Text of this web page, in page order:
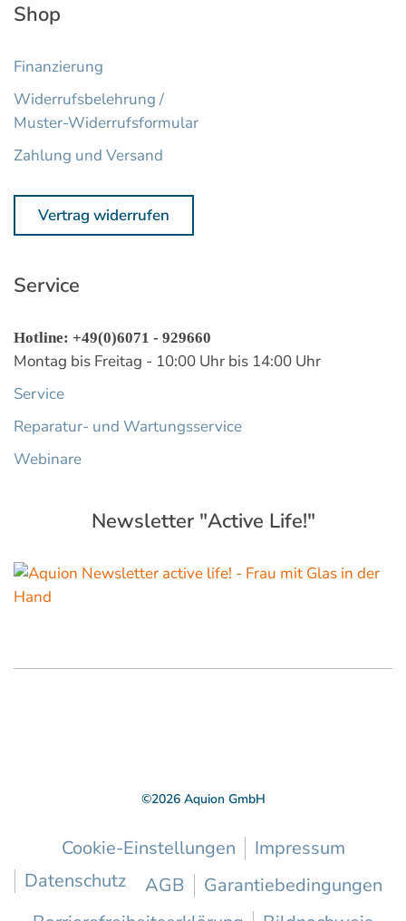
Shop
Finanzierung
Widerrufsbelehrung /
Muster-Widerrufsformular
Zahlung und Versand
Vertrag widerrufen
Service
Hotline: +49(0)6071 - 929660
Montag bis Freitag - 10:00 Uhr bis 14:00 Uhr
Service
Reparatur- und Wartungsservice
Webinare
Newsletter "Active Life!"
©2026Aquion GmbH
Cookie-Einstellungen
Impressum
Datenschutz
AGB
Garantiebedingungen